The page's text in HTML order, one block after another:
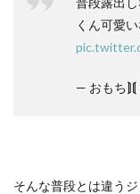
くん可愛
— おもち⟭⟬
そんな普段とは違う